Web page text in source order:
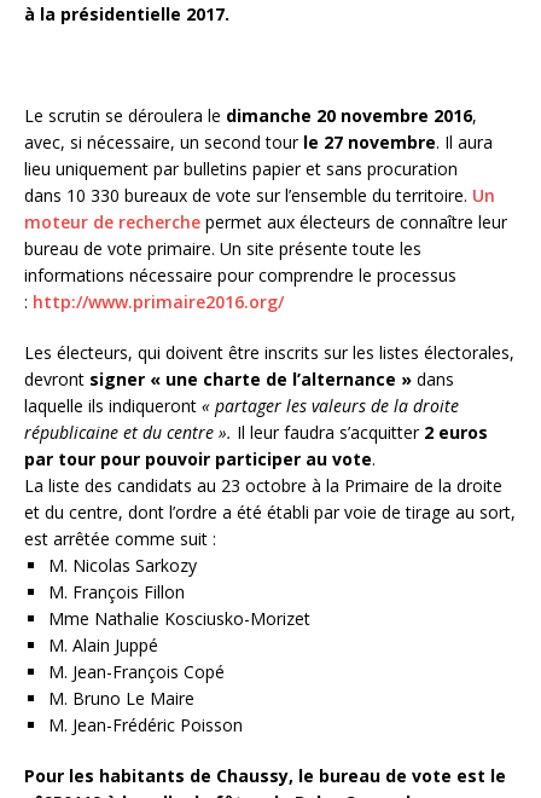
à la présidentielle 2017.
Le scrutin se déroulera le dimanche 20 novembre 2016,
avec, si nécessaire, un second tour le 27 novembre. Il aura
lieu uniquement par bulletins papier et sans procuration
dans 10 330 bureaux de vote sur l’ensemble du territoire. Un
moteur de recherche permet aux électeurs de connaître leur
bureau de vote primaire. Un site présente toute les
informations nécessaire pour comprendre le processus
: http://www.primaire2016.org/
Les électeurs, qui doivent être inscrits sur les listes électorales,
devront signer « une charte de l’alternance » dans
laquelle ils indiqueront « partager les valeurs de la droite
républicaine et du centre ». Il leur faudra s’acquitter 2 euros
par tour pour pouvoir participer au vote.
La liste des candidats au 23 octobre à la Primaire de la droite
et du centre, dont l’ordre a été établi par voie de tirage au sort,
est arrêtée comme suit :
M. Nicolas Sarkozy
M. François Fillon
Mme Nathalie Kosciusko-Morizet
M. Alain Juppé
M. Jean-François Copé
M. Bruno Le Maire
M. Jean-Frédéric Poisson
Pour les habitants de Chaussy, le bureau de vote est le